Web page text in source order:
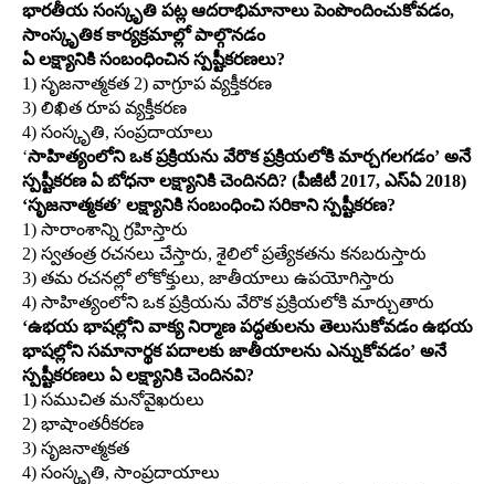
భారతీయ సంస్కృతి పట్ల ఆదరాభిమానాలు పెంపొందించుకోవడం,
సాంస్కృతిక కార్యక్రమాల్లో పాల్గొనడం
ఏ లక్ష్యానికి సంబంధించిన స్పష్టీకరణలు?
1) సృజనాత్మకత 2) వాగ్రూప వ్యక్తీకరణ
3) లిఖిత రూప వ్యక్తీకరణ
4) సంస్కృతి, సంప్రదాయాలు
‘సాహిత్యంలోని ఒక ప్రక్రియను వేరొక ప్రక్రియలోకి మార్చగలగడం’ అనే
స్పష్టీకరణ ఏ బోధనా లక్ష్యానికి చెందినది? (పీజీటీ 2017, ఎస్‌ఏ 2018)
‘సృజనాత్మకత’ లక్ష్యానికి సంబంధించి సరికాని స్పష్టీకరణ?
1) సారాంశాన్ని గ్రహిస్తారు
2) స్వతంత్ర రచనలు చేస్తారు, శైలిలో ప్రత్యేకతను కనబరుస్తారు
3) తమ రచనల్లో లోకోక్తులు, జాతీయాలు ఉపయోగిస్తారు
4) సాహిత్యంలోని ఒక ప్రక్రియను వేరొక ప్రక్రియలోకి మార్చుతారు
‘ఉభయ భాషల్లోని వాక్య నిర్మాణ పద్ధతులను తెలుసుకోవడం ఉభయ
భాషల్లోని సమానార్థక పదాలకు జాతీయాలను ఎన్నుకోవడం’ అనే
స్పష్టీకరణలు ఏ లక్ష్యానికి చెందినవి?
1) సముచిత మనోవైఖరులు
2) భాషాంతరీకరణ
3) సృజనాత్మకత
4) సంస్కృతి, సాంప్రదాయాలు